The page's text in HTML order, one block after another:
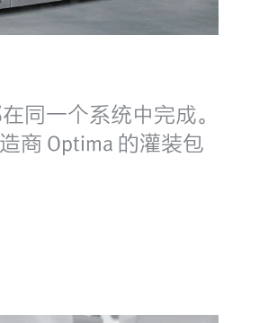
同一个系统中完成。
商 Optima 的灌装包